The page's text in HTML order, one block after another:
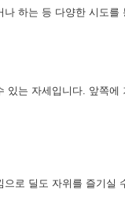
하는 등 다양한 시도
는 자세입니다. 앞쪽
로 딜도 자위를 즐기